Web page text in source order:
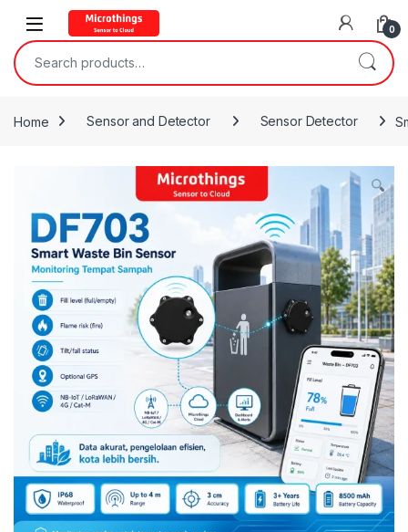
Open 0
Search for:
Home Sensor and Detector Sensor Detector